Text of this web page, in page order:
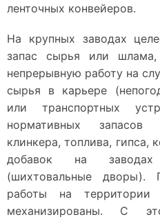
ленточных конвейеров.
На крупных заводах
запас сырья или
непрерывную работу на
сырья в карьере
или транспортных
нормативных запасов
клинкера, топлива,
добавок на заводах
(шихтовальные дворы).
работы на
механизированы. С